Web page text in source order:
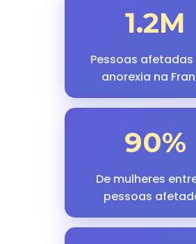
1.2M
Pessoas afetadas
anorexia na
90%
De mulheres
pessoas